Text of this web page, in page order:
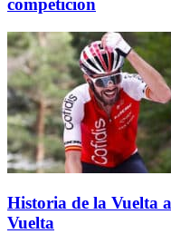
competición
Historia de la Vuelta
Vuelta